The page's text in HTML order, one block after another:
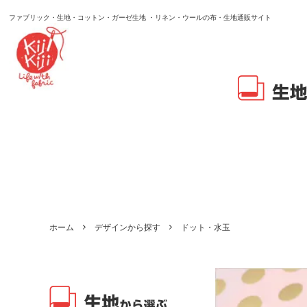
ファブリック・生地・コットン・ガーゼ生地 ・リネン・ウールの布・生地通販サイト
ホーム デザインから探す ドット・水玉